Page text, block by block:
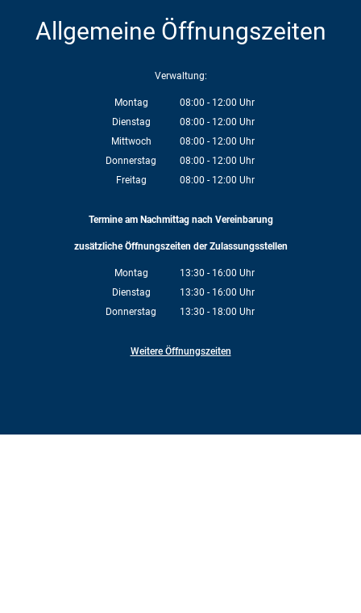
Allgemeine Öffnungszeiten
Verwaltung:
Montag 08:00 - 12:00 Uhr
Von 08:00 bis 12:00 Uhr
Dienstag 08:00 - 12:00 Uhr
Von 08:00 bis 12:00 Uhr
Mittwoch 08:00 - 12:00 Uhr
Von 08:00 bis 12:00 Uhr
Donnerstag 08:00 - 12:00 Uhr
Von 08:00 bis 12:00 Uhr
Freitag 08:00 - 12:00 Uhr
Termine am Nachmittag nach Vereinbarung
zusätzliche Öffnungszeiten der Zulassungsstellen
Montag 13:30 - 16:00 Uhr
Von 13:30 bis 16:00 Uhr
Dienstag 13:30 - 16:00 Uhr
Von 13:30 bis 16:00 Uhr
Donnerstag 13:30 - 18:00 Uhr
Weitere Öffnungszeiten